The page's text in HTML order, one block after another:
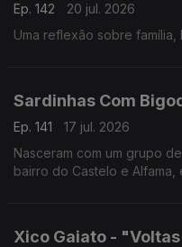
Ep. 142
20 jul. 2026
Uma reflexão sobre família,
Sardinhas Com
Ep. 141
17 jul. 2026
Nasceram com um grupo
bairro do Castelo e Alfama,
Xico Gaiato -